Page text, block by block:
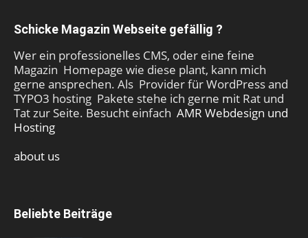
Schicke Magazin Webseite gefällig ?
Wer ein professionelles CMS, oder eine feine
Magazin Homepage wie diese plant, kann mich
gerne ansprechen. Als Provider für WordPress and
TYPO3 hosting Pakete stehe ich gerne mit Rat und
Tat zur Seite. Besucht einfach AMR Webdesign und
Hosting
about us
Beliebte Beiträge